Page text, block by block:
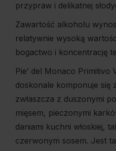
przypraw i delikatnej
Zawartość alkoholu
relatywnie wysoką
bogactwo i koncentrację
Pie’ del Monaco Primitivo
doskonale komponuje się
zwłaszcza z duszonymi
mięsem, pieczonymi
daniami kuchni włoskiej,
czerwonym sosem. Jest